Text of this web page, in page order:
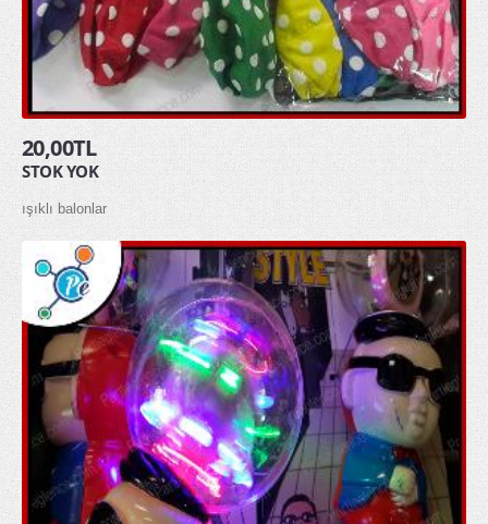
glow gözlük
glow kolye
glow taç
MASKELER & KOSTÜMLER
Kostümler
Maskeler
Şapkalar
HEDİYELİK ÜRÜNLER
Diğer Hediyelik Ürünler
Hediye Kutuları
Hediye Torbaları
toptan yağmurluk
20,00TL
STOK YOK
ışıklı balonlar